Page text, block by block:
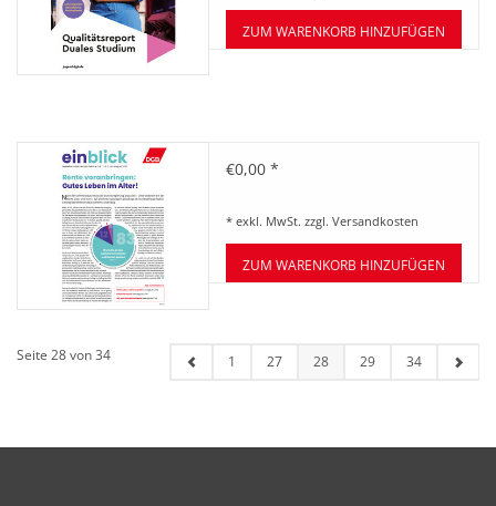
ZUM WARENKORB HINZUFÜGEN
Zeitung einblick Juli/August 07-
€0,00 *
* exkl. MwSt. zzgl.Versandkosten
ZUM WARENKORB HINZUFÜGEN
Seite 28 von 34 1 27 28 29 34